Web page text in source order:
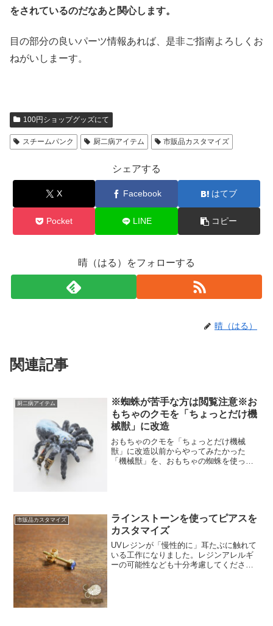
をされているのだなあと関心します。
目の部分の良いパーツ情報あれば、是非ご指南よろしくお
ねがいしまーす。
100円ショップグッズにて
スチームパンク 厨二病アイテム 市販品カスタマイズ
シェアする
X Facebook はてブ
Pocket LINE コピー
晴（はる）をフォローする
晴（はる）
関連記事
厨二病アイテム
※蜘蛛が苦手な方は閲覧注意※お
もちゃのクモを「ちょっとだけ機
械獣」に改造
おもちゃのクモを「ちょっとだけ機械
獣」に改造以前からやってみたかった
「機械獣」を、おもちゃの蜘蛛を使って
市販品カスタマイズ
ラインストーンを使ってピアスを
カスタマイズ
UVレジンが「慢性的に」耳たぶに触れて
いる工作になりました。レジンアレルギ
ーの可能性なども十分考慮してくださ